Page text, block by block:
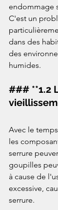
endommage
C'est un
dans des
des
humides.
### **1.2
Avec le
les
serrure
goupilles
à cause de
excessive,
serrure.